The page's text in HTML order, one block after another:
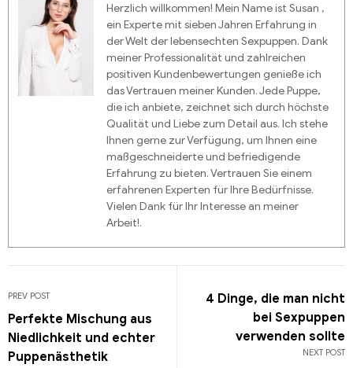
Herzlich willkommen! Mein Name ist Susan ,
ein Experte mit sieben Jahren Erfahrung in
der Welt der lebensechten Sexpuppen. Dank
meiner Professionalität und zahlreichen
positiven Kundenbewertungen genieße ich
das Vertrauen meiner Kunden. Jede Puppe,
die ich anbiete, zeichnet sich durch höchste
Qualität und Liebe zum Detail aus. Ich stehe
Ihnen gerne zur Verfügung, um Ihnen eine
maßgeschneiderte und befriedigende
Erfahrung zu bieten. Vertrauen Sie einem
erfahrenen Experten für Ihre Bedürfnisse.
Vielen Dank für Ihr Interesse an meiner
Arbeit!.
PREV POST
Perfekte Mischung aus
Niedlichkeit und echter
Puppenästhetik
NEXT POST
4 Dinge, die man nicht
bei Sexpuppen
verwenden sollte